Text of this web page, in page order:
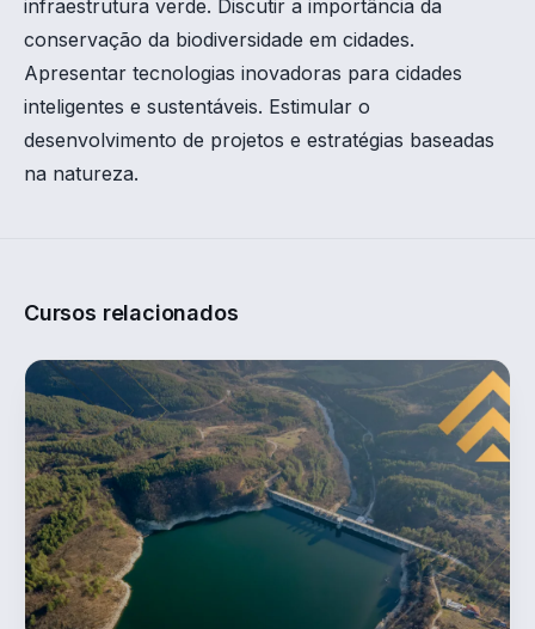
infraestrutura verde. Discutir a importância da
conservação da biodiversidade em cidades.
Apresentar tecnologias inovadoras para cidades
inteligentes e sustentáveis. Estimular o
desenvolvimento de projetos e estratégias baseadas
na natureza.
Cursos relacionados